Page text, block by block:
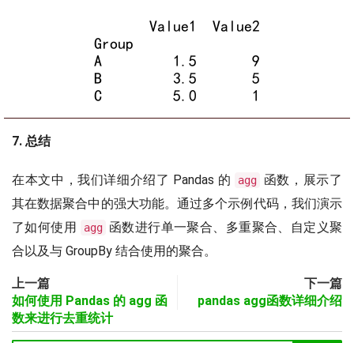
7. 总结
在本文中，我们详细介绍了 Pandas 的 agg
函数，展示了
其在数据聚合中的强大功能。通过多个示例代码，我们演示
了如何使用
agg 函数进行单一聚合、多重聚合、自定义聚
合以及与 GroupBy 结合使用的聚合。
上一篇
如何使用 Pandas 的 agg 函
数来进行去重统计
下一篇
pandas agg函数详细介绍